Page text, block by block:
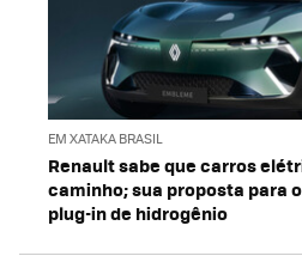
EM XATAKA BRASIL
Renault sabe que carros
caminho; sua proposta para
plug-in de hidrogênio